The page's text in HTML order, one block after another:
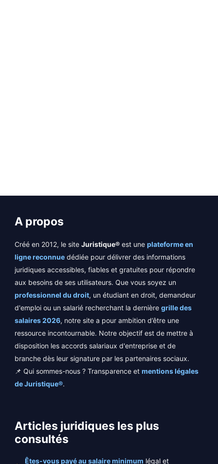
A propos
Créé en 2012, le site Juristique® est une plateforme en
ligne reconnue dédiée pour délivrer des informations
juridiques accessibles, fiables et gratuites pour répondre
aux besoins de ses utilisateurs. Que vous soyez un
professionnel du droit, un étudiant en droit, demandeur
d'emploi ou un salarié recherchant la dernière grille des
salaires 2026, notre site a pour ambition d’être une
ressource incontournable. Notre objectif est de mettre à
disposition les accords salariaux d'entreprise et de
branche dès leur signature par les partenaires sociaux.
📌 Qui sommes-nous ? Transparence et mentions légales
de Juristique®.
Articles juridiques les plus
consultés
Êtes-vous payé au salaire minimum légal et